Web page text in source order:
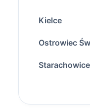
Kielce
Ostrowiec
Starachowice